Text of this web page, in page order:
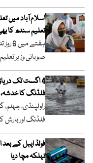
اسلام آباد
تعلیم سندھ کا
صوبائی وزیر تعلیم
4 اگست تک
فلڈنگ کا خدشہ،
راولپنڈی،
فلڈنگ اور بارش
فولڈ ایبل کے
تہلکہ مچا دیا